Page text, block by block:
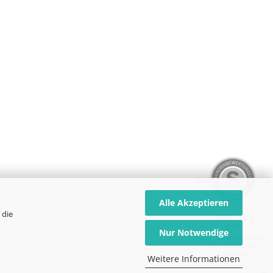
die
Alle Akzeptieren
Nur Notwendige
Weitere Informationen
SEHR GUT
aus 339 Bewertungen
bei: dawanda.com,